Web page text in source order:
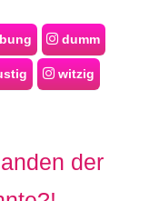
dumm
witzig
der